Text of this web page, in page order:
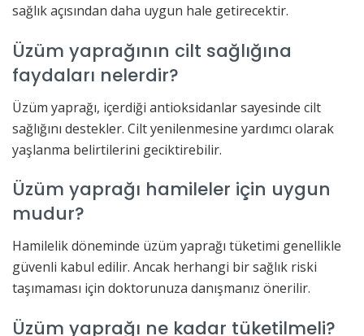
sağlık açısından daha uygun hale getirecektir.
Üzüm yaprağının cilt sağlığına
faydaları nelerdir?
Üzüm yaprağı, içerdiği antioksidanlar sayesinde cilt
sağlığını destekler. Cilt yenilenmesine yardımcı olarak
yaşlanma belirtilerini geciktirebilir.
Üzüm yaprağı hamileler için uygun
mudur?
Hamilelik döneminde üzüm yaprağı tüketimi genellikle
güvenli kabul edilir. Ancak herhangi bir sağlık riski
taşımaması için doktorunuza danışmanız önerilir.
Üzüm yaprağı ne kadar tüketilmeli?